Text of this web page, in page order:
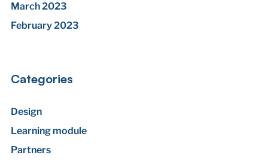
March 2023
February 2023
Categories
Design
Learning module
Partners